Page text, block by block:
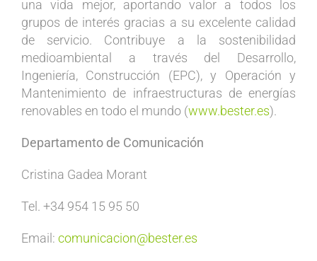
una vida mejor, aportando valor a todos los
grupos de interés gracias a su excelente calidad
de servicio. Contribuye a la sostenibilidad
medioambiental a través del Desarrollo,
Ingeniería, Construcción (EPC), y Operación y
Mantenimiento de infraestructuras de energías
renovables en todo el mundo (www.bester.es).
Departamento de Comunicación
Cristina Gadea Morant
Tel. +34 954 15 95 50
Email: comunicacion@bester.es